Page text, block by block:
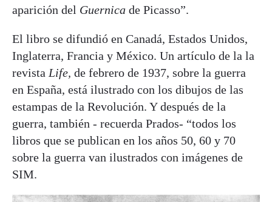
aparición del Guernica de Picasso”.
El libro se difundió en Canadá, Estados Unidos,
Inglaterra, Francia y México. Un artículo de la la
revista Life, de febrero de 1937, sobre la guerra
en España, está ilustrado con los dibujos de las
estampas de la Revolución. Y después de la
guerra, también - recuerda Prados- “todos los
libros que se publican en los años 50, 60 y 70
sobre la guerra van ilustrados con imágenes de
SIM.